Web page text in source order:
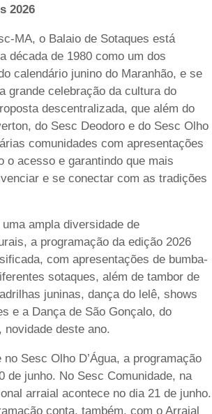
2026
MA, o Balaio de Sotaques está
década de 1980 como um dos
calendário junino do Maranhão, e se
grande celebração da cultura do
descentralizada, que além do
do Sesc Deodoro e do Sesc Olho
comunidades com apresentações
o acesso e garantindo que mais
e se conectar com as tradições
ampla diversidade de
a programação da edição 2026
com apresentações de bumba-
sotaques, além de tambor de
juninas, dança do lelê, shows
e a Dança de São Gonçalo, do
novidade deste ano.
Sesc Olho D’Água, a programação
de junho. No Sesc Comunidade, na
arraial acontece no dia 21 de junho.
conta, também, com o Arraial